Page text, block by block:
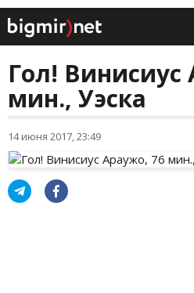
Гол! Винисиус
мин., Уэска
14 июня 2017, 23:49